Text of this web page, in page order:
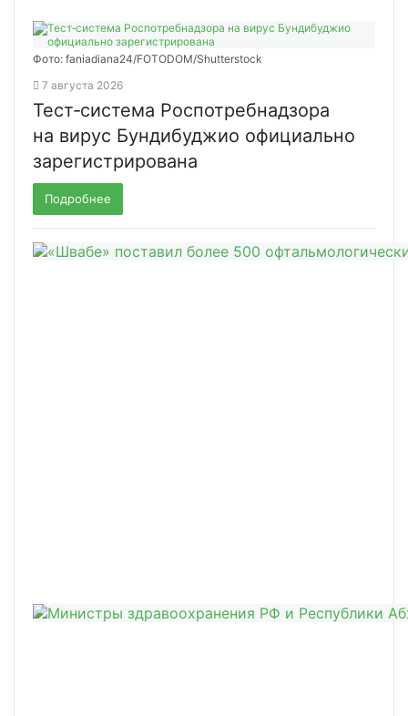
Фото: faniadiana24/FOTODOM/Shutterstock
7 августа 2026
Тест‑система Роспотребнадзора
на вирус Бундибуджио официально
зарегистрирована
Подробнее